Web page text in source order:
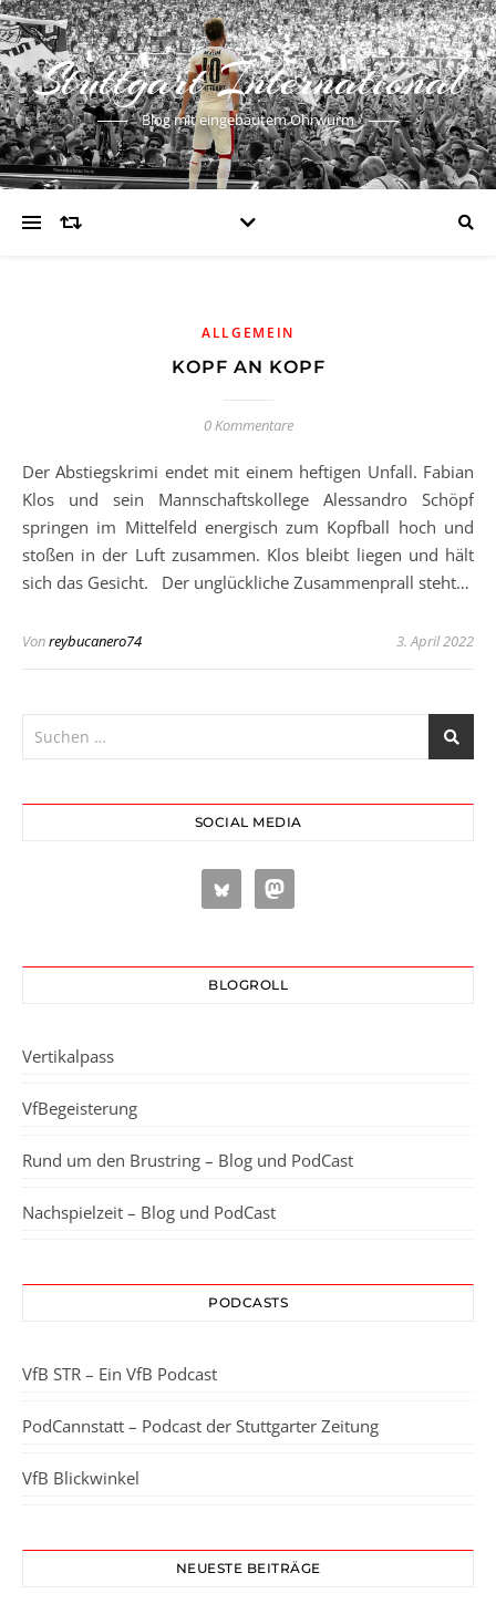
Stuttgart International
Blog mit eingebautem Ohrwurm
ALLGEMEIN
KOPF AN KOPF
0 Kommentare
Der Abstiegskrimi endet mit einem heftigen Unfall. Fabian
Klos und sein Mannschaftskollege Alessandro Schöpf
springen im Mittelfeld energisch zum Kopfball hoch und
stoßen in der Luft zusammen. Klos bleibt liegen und hält
sich das Gesicht. Der unglückliche Zusammenprall steht…
Vonreybucanero74 3. April 2022
SOCIAL MEDIA
BLOGROLL
Vertikalpass
VfBegeisterung
Rund um den Brustring – Blog und PodCast
Nachspielzeit – Blog und PodCast
PODCASTS
VfB STR – Ein VfB Podcast
PodCannstatt – Podcast der Stuttgarter Zeitung
VfB Blickwinkel
NEUESTE BEITRÄGE